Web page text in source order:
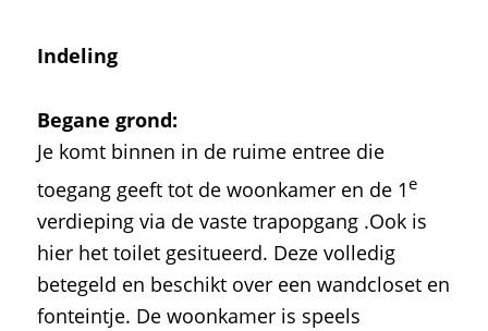
Indeling
Begane grond:
Je komt binnen in de ruime entree die
toegang geeft tot de woonkamer en de 1e
verdieping via de vaste trapopgang .Ook is
hier het toilet gesitueerd. Deze volledig
betegeld en beschikt over een wandcloset en
fonteintje. De woonkamer is speels